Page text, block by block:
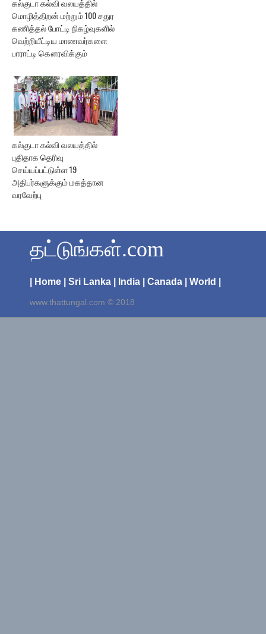
கல்குடா கல்வி வலயத்தில்
மொழித்திறன் மற்றும் 100 சதுர
கணித்தல் போட்டி நிகழ்வுகளில்
வெற்றியீட்டிய மாணவர்களை
பாராட்டி கௌரவிக்கும்
கல்குடா கல்வி வலயத்தில்
புதிதாக தெரிவு
செய்யப்பட்டுள்ள 19
அதிபர்களுக்கும் மகத்தான
வரவேற்பு
தட்டுங்கள்.com
| Home | Sri Lanka | India | Canada | World |
www.thattungal.com © 2018